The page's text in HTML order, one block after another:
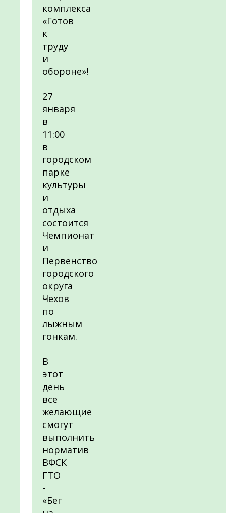
комплекса
«Готов
к
труду
и
обороне»!
27
января
в
11:00
в
городском
парке
культуры
и
отдыха
состоится
Чемпионат
и
Первенство
городского
округа
Чехов
по
лыжным
гонкам.
В
этот
день
все
желающие
смогут
выполнить
норматив
ВФСК
ГТО
-
«Бег